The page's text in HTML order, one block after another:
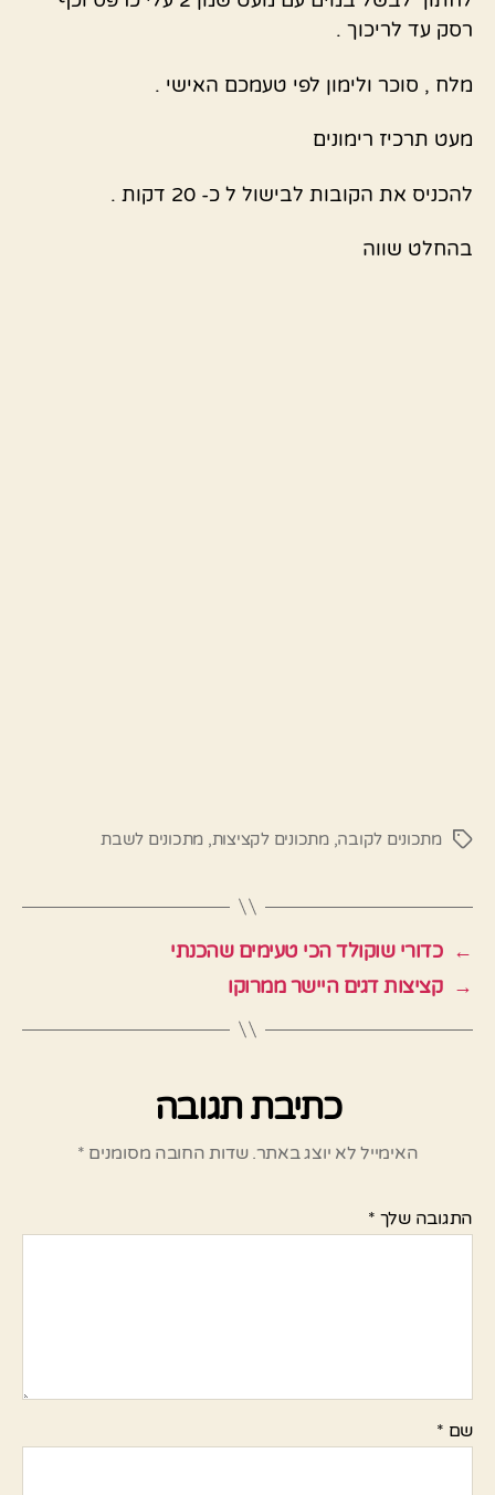
רסק עד לריכוך .
מלח , סוכר ולימון לפי טעמכם האישי .
מעט תרכיז רימונים
להכניס את הקובות לבישול ל כ- 20 דקות .
בהחלט שווה
תגיותמתכונים לקובה,מתכונים לקציצות, מתכונים לשבת
← כדורי שוקולד הכי טעימים שהכנתי
→ קציצות דגים היישר ממרוקו
כתיבת תגובה
האימייל לא יוצג באתר. שדות החובה מסומנים *
התגובה שלך *
שם *